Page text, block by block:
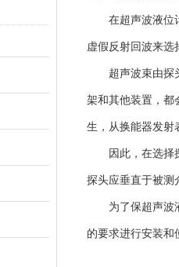
在超声波液位计
虚假反射回波来选
超声波束由探头
架和其他装置，都
生，从换能器发射
因此，在选择探
探头应垂直于被测
为了保超声波液
的要求进行安装和